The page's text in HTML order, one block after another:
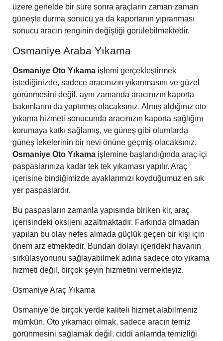
üzere genelde bir süre sonra araçların zaman zaman
güneşte durma sonucu ya da kaportanın yıpranması
sonucu aracın renginin değiştiği görülebilmektedir.
Osmaniye Araba Yıkama
Osmaniye Oto Yıkama işlemi gerçekleştirmek
istediğinizde, sadece aracınızın yıkanmasını ve güzel
görünmesini değil, aynı zamanda aracınızın kaporta
bakımlarını da yaptırmış olacaksınız. Almış aldığınız oto
yıkama hizmeti sonucunda aracınızın kaporta sağlığını
korumaya katkı sağlamış, ve güneş gibi olumlarda
güneş lekelerinin bir nevi önüne geçmiş olacaksınız.
Osmaniye Oto Yıkama işlemine başlandığında araç içi
paspaslarınıza kadar tek tek yıkaması yapılır. Araç
içerisine bindiğimizde ayaklarımızı koyduğumuz en sık
yer paspaslardır.
Bu paspasların zamanla yapısında biriken kir, araç
içerisindeki oksijeni azaltmaktadır. Farkında olmadan
yapılan bu olay nefes almada güçlük geçen bir kişi için
önem arz etmektedir. Bundan dolayı içerideki havanın
sirkülasyonunu sağlayabilmek adına sadece oto yıkama
hizmeti değil, birçok şeyin hizmetini vermekteyiz.
Osmaniye Araç Yıkama
Osmaniye’de birçok yerde kaliteli hizmet alabilmeniz
mümkün. Oto yıkamacı olmak, sadece aracın temiz
görünmesini sağlamak değil, ciddi anlamda temizliği